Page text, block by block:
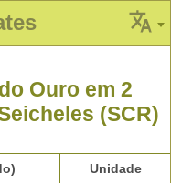
Ouro em 2
(SCR)
Unidade